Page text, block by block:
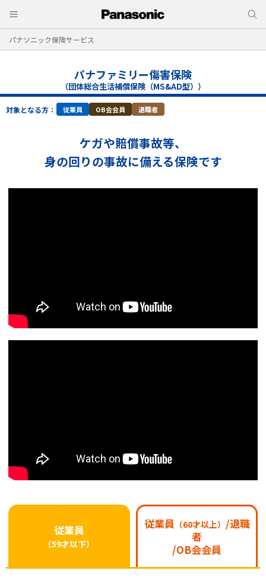
パナソニック保険サービス
パナファミリー傷害保険
（団体総合生活補償保険（MS&AD型））
対象となる方： 従業員 OB会会員 退職者
ケガや賠償事故等、
身の回りの事故に備える保険です
従業員
（59才以下）
従業員 （60才以上） /退職
者
/OB会会員